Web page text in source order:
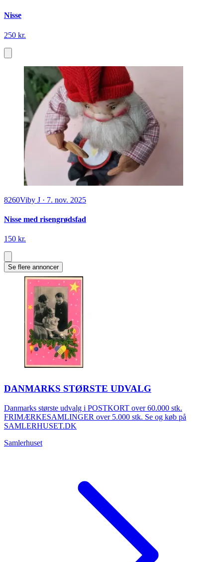
Nisse
250 kr.
8260Viby J · 7. nov. 2025
Nisse med risengrødsfad
150 kr.
Se flere annoncer
DANMARKS STØRSTE UDVALG
Danmarks største udvalg i POSTKORT over 60.000 stk.
FRIMÆRKESAMLINGER over 5.000 stk. Se og køb på
SAMLERHUSET.DK
Samlerhuset